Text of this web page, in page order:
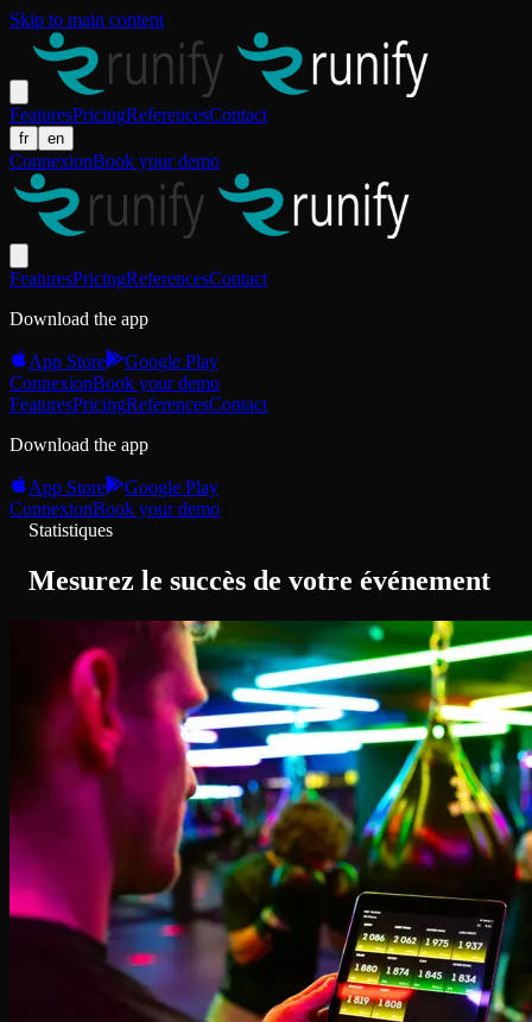
Skip to main content
FeaturesPricingReferencesContact
fr en
ConnexionBook your demo
FeaturesPricingReferencesContact
Download the app
App Store
Google Play
ConnexionBook your demo
FeaturesPricingReferencesContact
Download the app
App Store
Google Play
ConnexionBook your demo
Statistiques
Mesurez le succès de votre événement